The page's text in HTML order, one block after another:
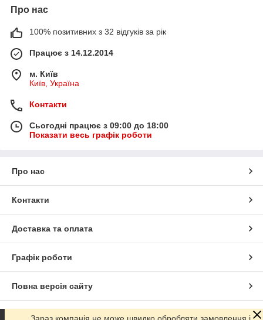
Про нас
100% позитивних з 32 відгуків за рік
Працює з 14.12.2014
м. Київ
Київ, Україна
Контакти
Сьогодні працює з 09:00 до 18:00
Показати весь графік роботи
Про нас
Контакти
Доставка та оплата
Графік роботи
Повна версія сайту
Сайт створено на маркетплейсі Prom.ua